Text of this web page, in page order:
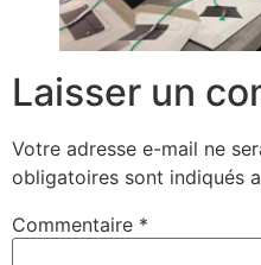
Laisser un
Votre adresse e-mail ne
obligatoires sont indiqués
Commentaire *